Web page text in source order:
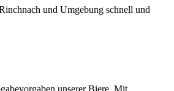
und Umgebung schnell und
unserer Biere. Mit